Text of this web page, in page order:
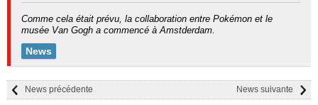
Comme cela était prévu, la collaboration entre Pokémon et le
musée Van Gogh a commencé à Amstderdam.
News
News suivante
News précédente